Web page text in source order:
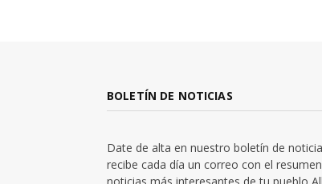
BOLETÍN DE NOTICIAS
Date de alta en nuestro boletín de
recibe cada día un correo con el